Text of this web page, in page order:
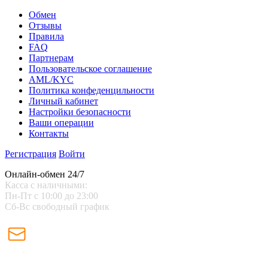
Обмен
Отзывы
Правила
FAQ
Партнерам
Пользовательское соглашение
AML/KYC
Политика конфеденцильности
Личный кабинет
Настройки безопасности
Ваши операции
Контакты
Регистрация Войти
Онлайн-обмен 24/7
Касса с наличными:
Пн-Пт с 10:00 до 23:00
Сб-Вс свободный график